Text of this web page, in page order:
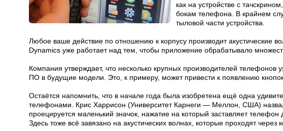
как на устройстве с
бокам телефона. В крайнем
тыловой части устройства.
Любое ваше действие по отношению к корпусу производит акустические
Dynamics уже работает над тем, чтобы приложение обрабатывало
Компания утверждает, что несколько крупных производителей телефонов
ПО в будущие модели. Это, к примеру, может привести к появлению
Остаётся напомнить, что в начале года была изобретена ещё одна
телефонами. Крис Харрисон (Университет Карнеги — Меллон, США)
проецируется маленький значок, нажатие на который заставляет телефон
Здесь тоже всё завязано на акустических волнах, которые проходят через